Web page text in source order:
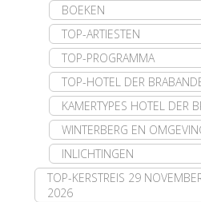
BOEKEN
TOP-ARTIESTEN
TOP-PROGRAMMA
TOP-HOTEL DER
KAMERTYPES HOTEL DER
WINTERBERG EN
INLICHTINGEN
TOP-KERSTREIS 29
2026